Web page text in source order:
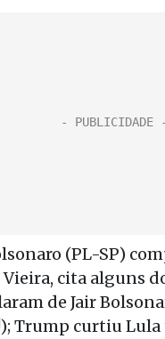
(PL-SP)
cita alguns
de Jair
Trump curtiu